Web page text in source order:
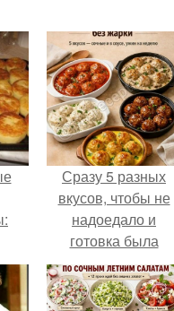
Сразу 5 разных
вкусов, чтобы не
надоедало и
готовка была
проще.